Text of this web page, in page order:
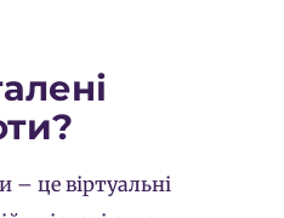
– це віртуальні